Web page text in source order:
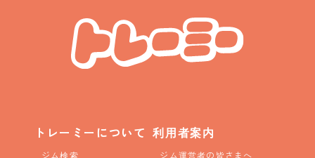
トレーミーについて
ジム検索
利用者案内
ジム運営者の皆さまへ